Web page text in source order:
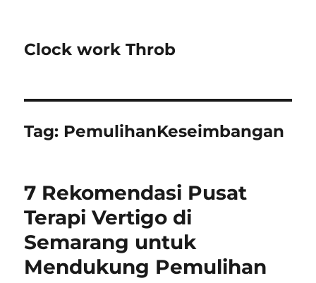
Clock work Throb
Tag: PemulihanKeseimbangan
7 Rekomendasi Pusat
Terapi Vertigo di
Semarang untuk
Mendukung Pemulihan